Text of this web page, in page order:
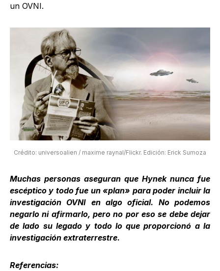
un OVNI.
Crédito: universoalien / maxime raynal/Flickr. Edición: Erick Sumoza
Muchas personas aseguran que Hynek nunca fue
escéptico y todo fue un «plan» para poder incluir la
investigación OVNI en algo oficial. No podemos
negarlo ni afirmarlo, pero no por eso se debe dejar
de lado su legado y todo lo que proporcionó a la
investigación extraterrestre.
Referencias: